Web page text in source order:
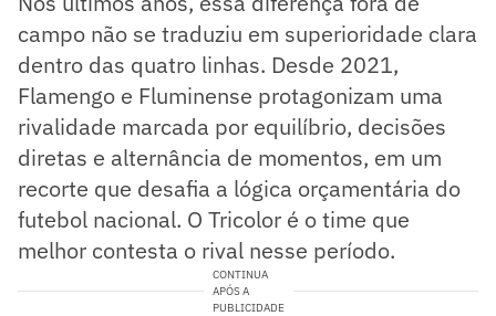
campo não se traduziu em superioridade clara
dentro das quatro linhas. Desde 2021,
Flamengo e Fluminense protagonizam uma
rivalidade marcada por equilíbrio, decisões
diretas e alternância de momentos, em um
recorte que desafia a lógica orçamentária do
futebol nacional. O Tricolor é o time que
melhor contesta o rival nesse período.
CONTINUA
APÓS A
PUBLICIDADE